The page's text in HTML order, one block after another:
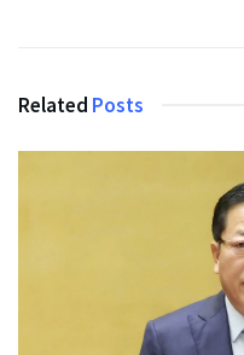
Related Posts